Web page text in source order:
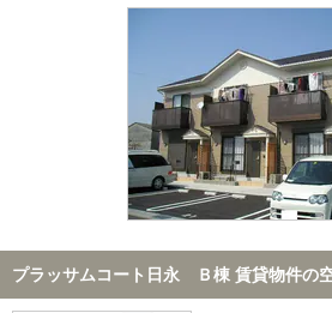
不動産会
TOP
プラッサムコート日永 Ｂ棟 賃貸物件の